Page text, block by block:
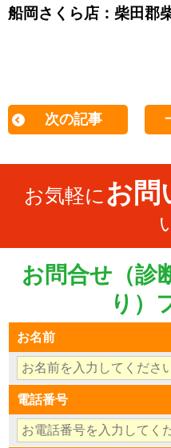
船岡さくら店：柴田郡
次の記事
お気軽に お問
お問合せ（診
り）
お名前
電話番号